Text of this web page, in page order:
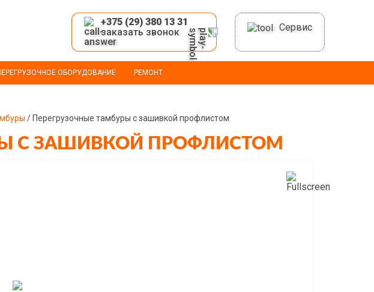
+375 (29) 380 13 31
заказать звонок
Сервис
ОБОРУДОВАНИЕ РЕМОНТ
/ Перегрузочные тамбуры с зашивкой профлистом
С ЗАШИВКОЙ ПРОФЛИСТОМ